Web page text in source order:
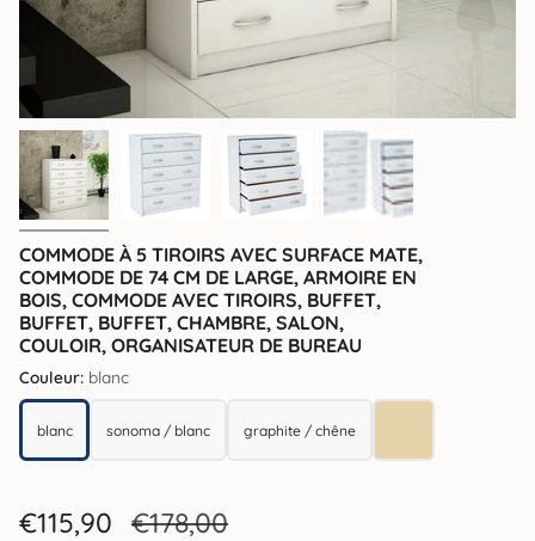
COMMODE À 5 TIROIRS AVEC SURFACE MATE,
COMMODE DE 74 CM DE LARGE, ARMOIRE EN
BOIS, COMMODE AVEC TIROIRS, BUFFET,
BUFFET, BUFFET, CHAMBRE, SALON,
COULOIR, ORGANISATEUR DE BUREAU
Couleur: blanc
blanc
blanc sonoma / blancsonoma / blancgraphite / chêne
graphite / chêne
Prix
€115,90 Prix
€178,00